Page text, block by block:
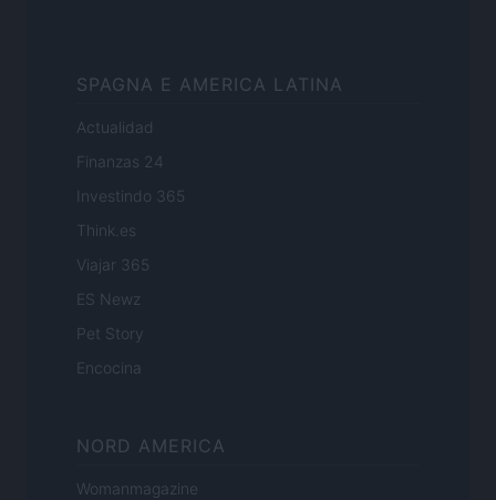
SPAGNA E AMERICA LATINA
Actualidad
Finanzas 24
Investindo 365
Think.es
Viajar 365
ES Newz
Pet Story
Encocina
NORD AMERICA
Womanmagazine